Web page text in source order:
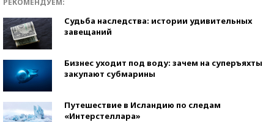
Судьба наследства: истории удивительных
завещаний
Бизнес уходит под воду: зачем на суперъяхты
закупают субмарины
Путешествие в Исландию по следам
«Интерстеллара»